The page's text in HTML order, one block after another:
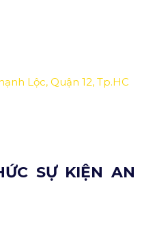
Lộc, Quận 12, Tp.HC
SỰ KIỆN AN